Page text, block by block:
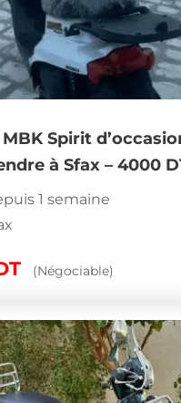
Spirit
à Sfax – 4000
1 semaine
(Négociable)